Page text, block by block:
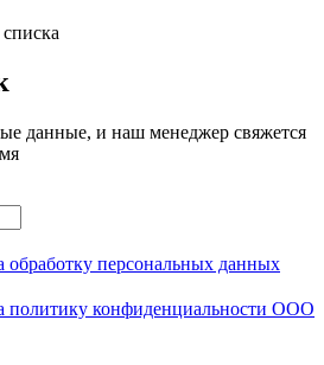
данные, и наш менеджер свяжется
обработку персональных данных
политику конфиденциальности ООО